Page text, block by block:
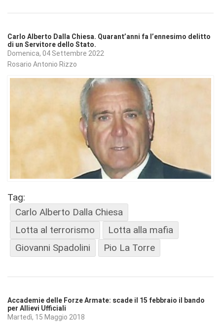
Carlo Alberto Dalla Chiesa. Quarant’anni fa l’ennesimo delitto
di un Servitore dello Stato.
Domenica, 04 Settembre 2022
Rosario Antonio Rizzo
Tag:
Carlo Alberto Dalla Chiesa
Lotta al terrorismo
Lotta alla mafia
Giovanni Spadolini
Pio La Torre
Accademie delle Forze Armate: scade il 15 febbraio il bando
per Allievi Ufficiali
Martedì, 15 Maggio 2018